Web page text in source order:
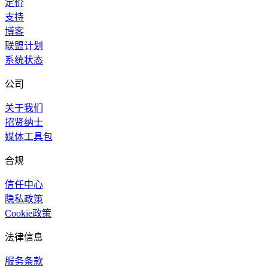
定价
支持
博客
联盟计划
系统状态
公司
关于我们
招贤纳士
媒体工具包
合规
信任中心
隐私政策
Cookie政策
法律信息
服务条款